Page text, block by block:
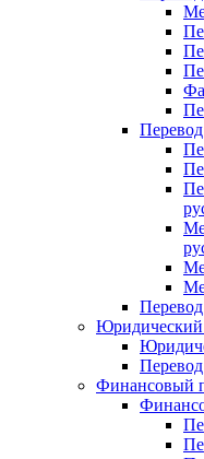
Перевод
Юридический
Финансовый